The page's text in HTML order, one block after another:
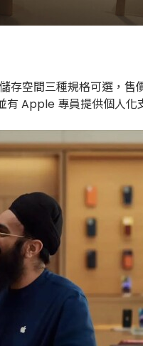
空間三種規格可選，售
Apple 專員提供個人化